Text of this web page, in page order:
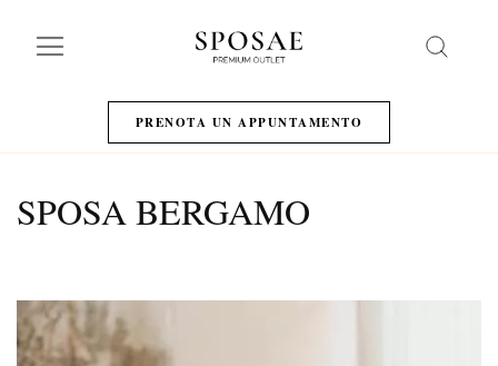
PRENOTA UN APPUNTAMENTO
SPOSA BERGAMO